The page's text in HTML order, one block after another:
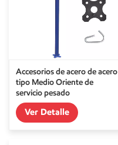
Accesorios de acero de acero
tipo Medio Oriente de
servicio pesado
personalizado
Ver Detalle